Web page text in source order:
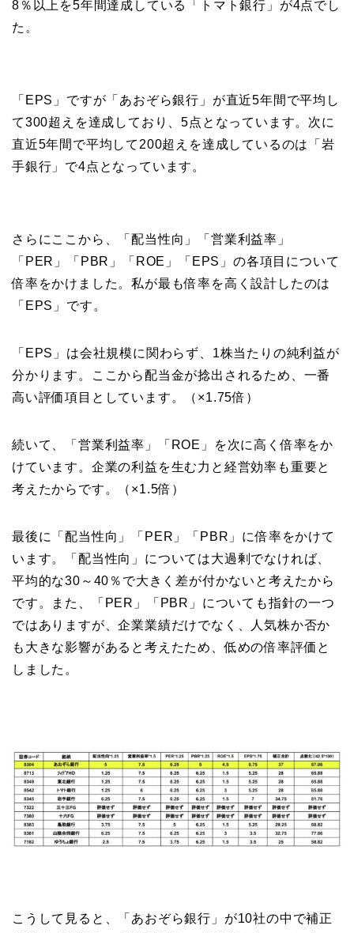
8％以上を5年間達成している「トマト銀行」が4点でし
た。
「EPS」ですが「あおぞら銀行」が直近5年間で平均し
て300超えを達成しており、5点となっています。次に
直近5年間で平均して200超えを達成しているのは「岩
手銀行」で4点となっています。
さらにここから、「配当性向」「営業利益率」
「PER」「PBR」「ROE」「EPS」の各項目について
倍率をかけました。私が最も倍率を高く設計したのは
「EPS」です。
「EPS」は会社規模に関わらず、1株当たりの純利益が
分かります。ここから配当金が捻出されるため、一番
高い評価項目としています。（×1.75倍）
続いて、「営業利益率」「ROE」を次に高く倍率をか
けています。企業の利益を生む力と経営効率も重要と
考えたからです。（×1.5倍）
最後に「配当性向」「PER」「PBR」に倍率をかけて
います。「配当性向」については大過剰でなければ、
平均的な30～40％で大きく差が付かないと考えたから
です。また、「PER」「PBR」についても指針の一つ
ではありますが、企業業績だけでなく、人気株か否か
も大きな影響があると考えたため、低めの倍率評価と
しました。
こうして見ると、「あおぞら銀行」が10社の中で補正